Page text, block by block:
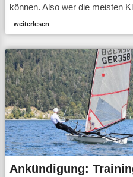
können. Also wer die meisten
weiterlesen
Ankündigung: